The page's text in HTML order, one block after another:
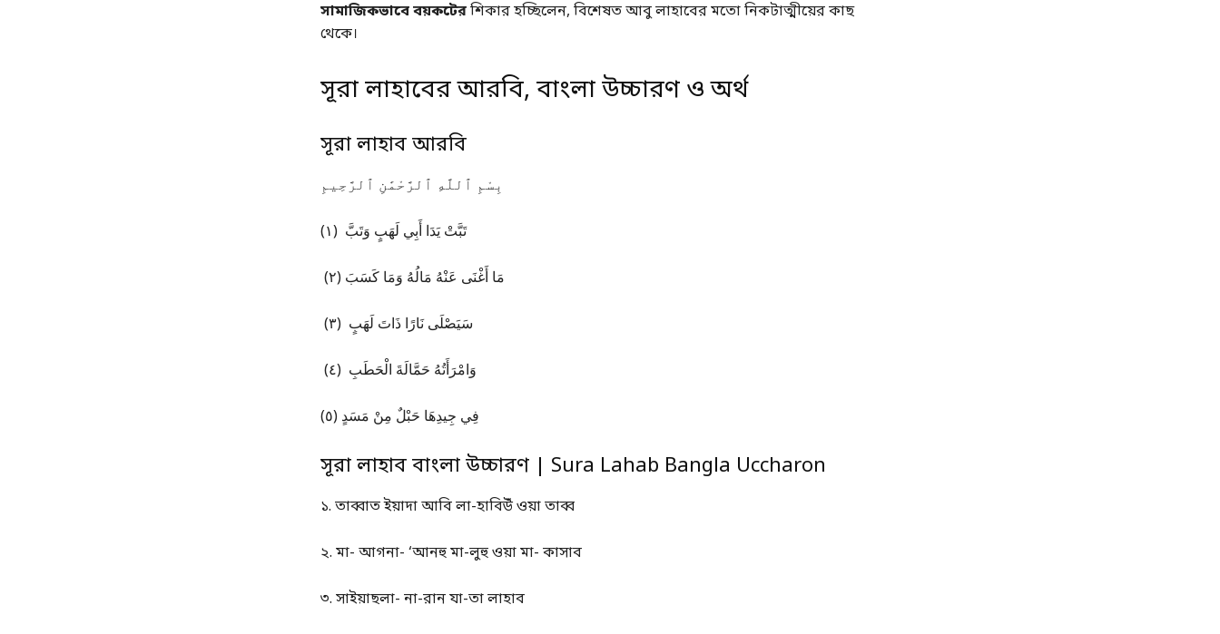
সামাজিকভাবে বয়কটেরশিকার হচ্ছিলেন, বিশেষত আবু লাহাবের মতো নিকটাত্মীয়ের কাছ
থেকে।
সূরা লাহাবের আরবি, বাংলা উচ্চারণ ও অর্থ
সূরা লাহাব আরবি
بِسْمِ ٱللَّهِ ٱلرَّحْمَٰنِ ٱلرَّحِيمِ
تَبَّتْ يَدَا أَبِي لَهَبٍ وَتَبَّ (١)
مَا أَغْنَى عَنْهُ مَالُهُ وَمَا كَسَبَ (٢)
سَيَصْلَى نَارًا ذَاتَ لَهَبٍ (٣)
وَامْرَأَتُهُ حَمَّالَةَ الْحَطَبِ (٤)
فِي جِيدِهَا حَبْلٌ مِنْ مَسَدٍ (٥)
সূরা লাহাব বাংলা উচ্চারণ | Sura Lahab Bangla Uccharon
১. তাব্বাত ইয়াদা আবি লা-হাবিউঁ ওয়া তাব্ব
২. মা- আগনা- ‘আনহু মা-লুহু ওয়া মা- কাসাব
৩. সাইয়াছলা- না-রান যা-তা লাহাব